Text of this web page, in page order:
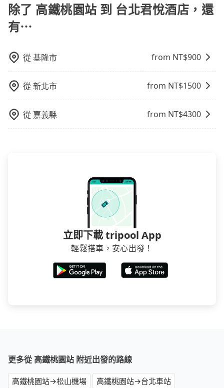
饋或未來換取免費的住房。台灣人常用的線上訂房平台
有Booking.com、Agoda.com、Hotels.com、
Expedia.com、Trip.com等。正常來說，線上刷卡付款
告知付款完畢，一切都能在網路上操作。但有些較冷門
賣的現象，便有可能到了現場卻沒房可住的窘境，所以
在預定時要不選擇評分高、評論多的飯店，不然就是還
煩，有些時候直接打電話問的價格可能比民宿訂房網來
以不妨趁早訂購，享受更划算的價格。
除了 高鐵桃園站 到 台北君悅酒店，還
有⋯
從基隆市 from NT$900
從新北市 from NT$1500
從 嘉義縣 from NT$4300
立即下載 tripool App
輕鬆搭車，安心出發！
更多從 高鐵桃園站 附近出發的路線
高鐵桃園站→松山機場
高鐵桃園站→台北車站